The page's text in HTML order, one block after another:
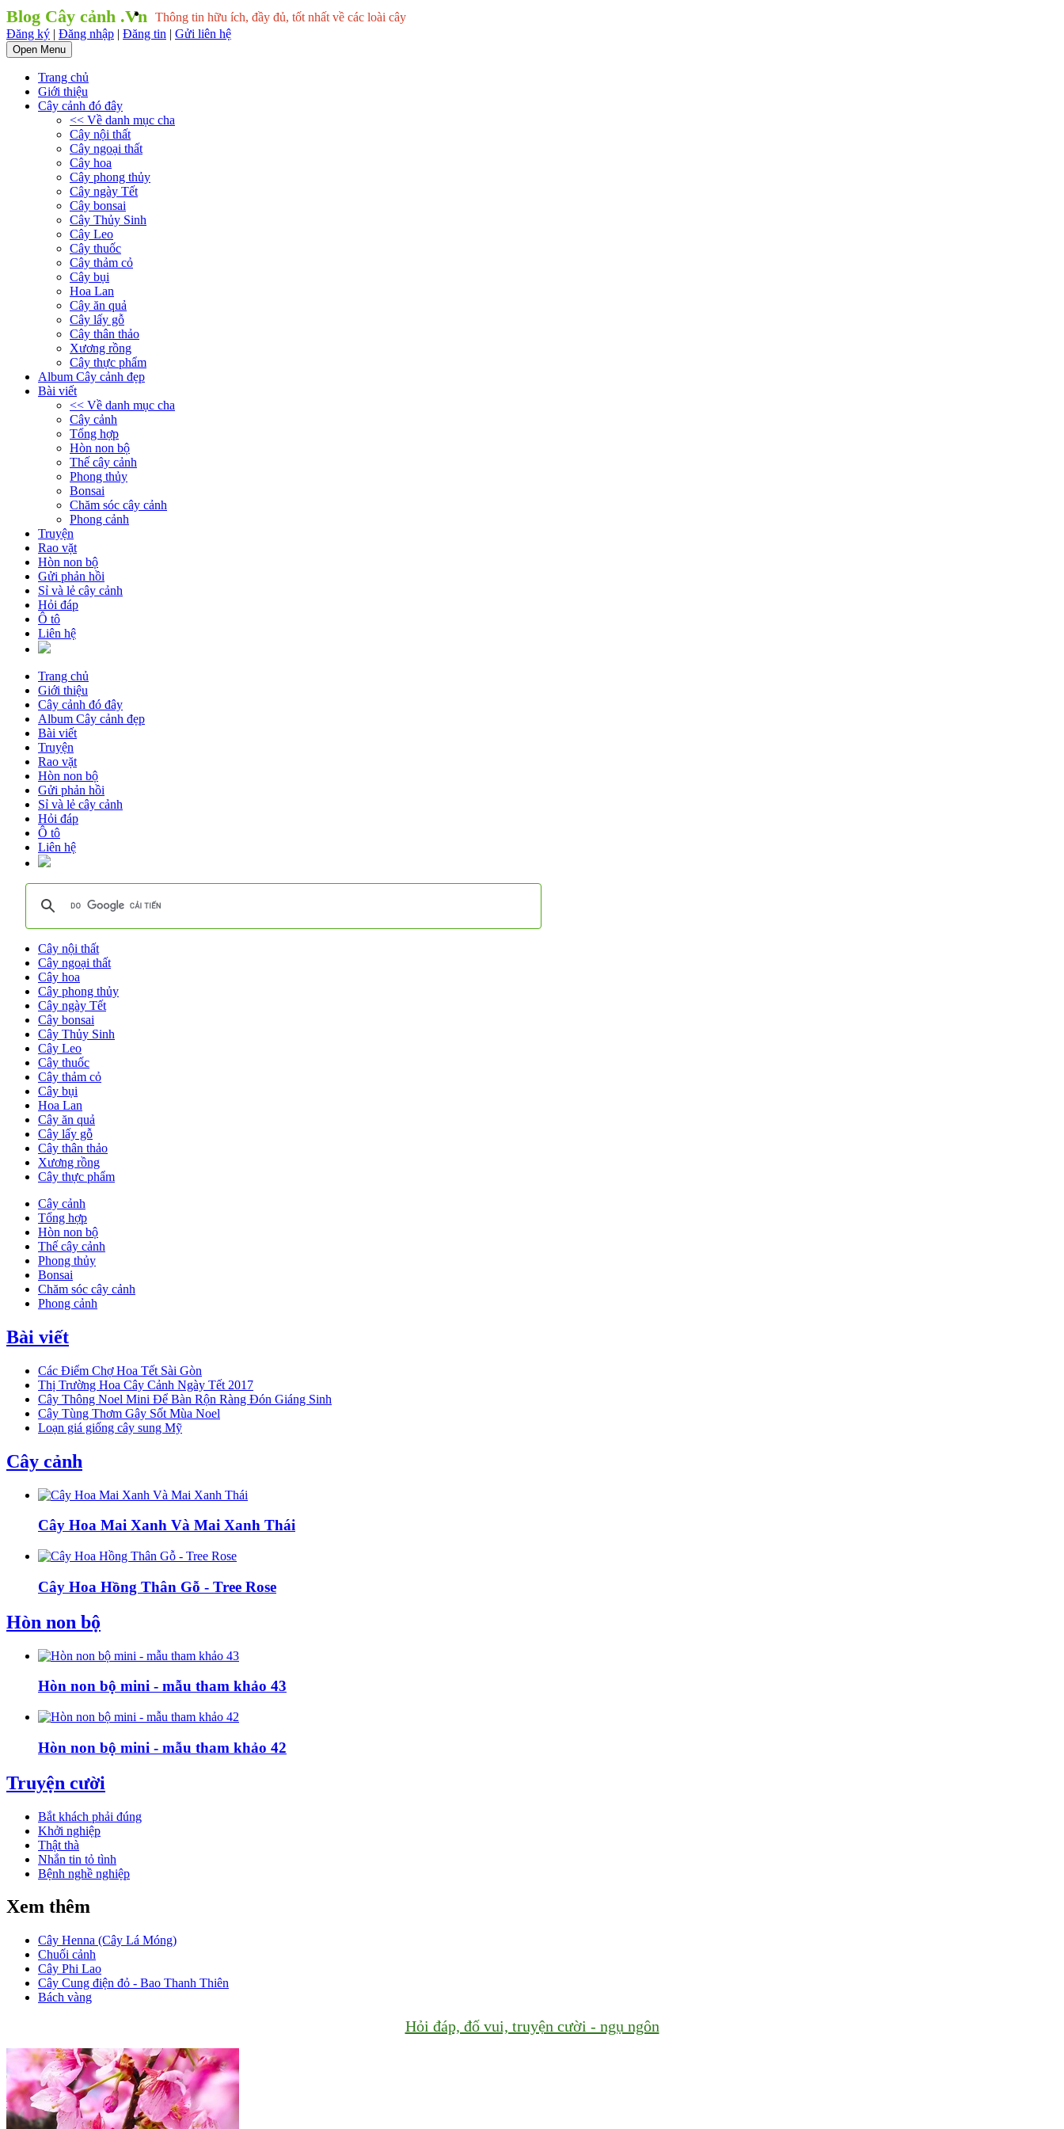
Blog Cây cảnh .Vn Thông tin hữu ích, đầy đủ, tốt nhất về các loài cây
Đăng ký | Đăng nhập | Đăng tin | Gửi liên hệ
Open Menu
Trang chủ
Giới thiệu
Cây cảnh đó đây
<< Về danh mục cha
Cây nội thất
Cây ngoại thất
Cây hoa
Cây phong thủy
Cây ngày Tết
Cây bonsai
Cây Thủy Sinh
Cây Leo
Cây thuốc
Cây thảm cỏ
Cây bụi
Hoa Lan
Cây ăn quả
Cây lấy gỗ
Cây thân thảo
Xương rồng
Cây thực phẩm
Album Cây cảnh đẹp
Bài viết
<< Về danh mục cha
Cây cảnh
Tổng hợp
Hòn non bộ
Thế cây cảnh
Phong thủy
Bonsai
Chăm sóc cây cảnh
Phong cảnh
Truyện
Rao vặt
Hòn non bộ
Gửi phản hồi
Sỉ và lẻ cây cảnh
Hỏi đáp
Ô tô
Liên hệ
Trang chủ
Giới thiệu
Cây cảnh đó đây
Album Cây cảnh đẹp
Bài viết
Truyện
Rao vặt
Hòn non bộ
Gửi phản hồi
Sỉ và lẻ cây cảnh
Hỏi đáp
Ô tô
Liên hệ
Cây nội thất
Cây ngoại thất
Cây hoa
Cây phong thủy
Cây ngày Tết
Cây bonsai
Cây Thủy Sinh
Cây Leo
Cây thuốc
Cây thảm cỏ
Cây bụi
Hoa Lan
Cây ăn quả
Cây lấy gỗ
Cây thân thảo
Xương rồng
Cây thực phẩm
Cây cảnh
Tổng hợp
Hòn non bộ
Thế cây cảnh
Phong thủy
Bonsai
Chăm sóc cây cảnh
Phong cảnh
Bài viết
Các Điểm Chợ Hoa Tết Sài Gòn
Thị Trường Hoa Cây Cảnh Ngày Tết 2017
Cây Thông Noel Mini Để Bàn Rộn Ràng Đón Giáng Sinh
Cây Tùng Thơm Gây Sốt Mùa Noel
Loạn giá giống cây sung Mỹ
Cây cảnh
Cây Hoa Mai Xanh Và Mai Xanh Thái
Cây Hoa Hồng Thân Gỗ - Tree Rose
Hòn non bộ
Hòn non bộ mini - mẫu tham khảo 43
Hòn non bộ mini - mẫu tham khảo 42
Truyện cười
Bắt khách phải đúng
Khởi nghiệp
Thật thà
Nhắn tin tỏ tình
Bệnh nghề nghiệp
Xem thêm
Cây Henna (Cây Lá Móng)
Chuối cảnh
Cây Phi Lao
Cây Cung điện đỏ - Bao Thanh Thiên
Bách vàng
Hỏi đáp, đố vui, truyện cười - ngụ ngôn